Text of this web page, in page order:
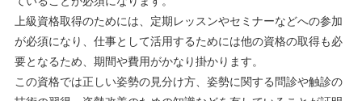
上級資格取得のためには、定期レッスンやセミナーなどへの参加
が必須になり、仕事として活用するためには他の資格の取得も必
要となるため、期間や費用がかなり掛かります。
この資格では正しい姿勢の見分け方、姿勢に関する問診や触診の